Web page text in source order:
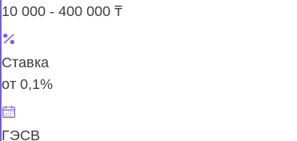
10 000 - 400 000 ₸
Ставка
от 0,1%
ГЭСВ